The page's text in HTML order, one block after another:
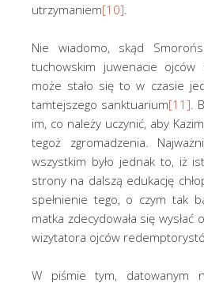
utrzymaniem[10]
Nie wiadomo, skąd
tuchowskim juwenacie ojców
może stało się to w czasie
tamtejszego sanktuarium[11] .
im, co należy uczynić, aby
tegoż zgromadzenia.
wszystkim było jednak to, iż
strony na dalszą edukację
spełnienie tego, o czym tak
matka zdecydowała się
wizytatora ojców
W piśmie tym, datowanym